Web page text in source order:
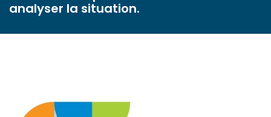
analyser la situation.